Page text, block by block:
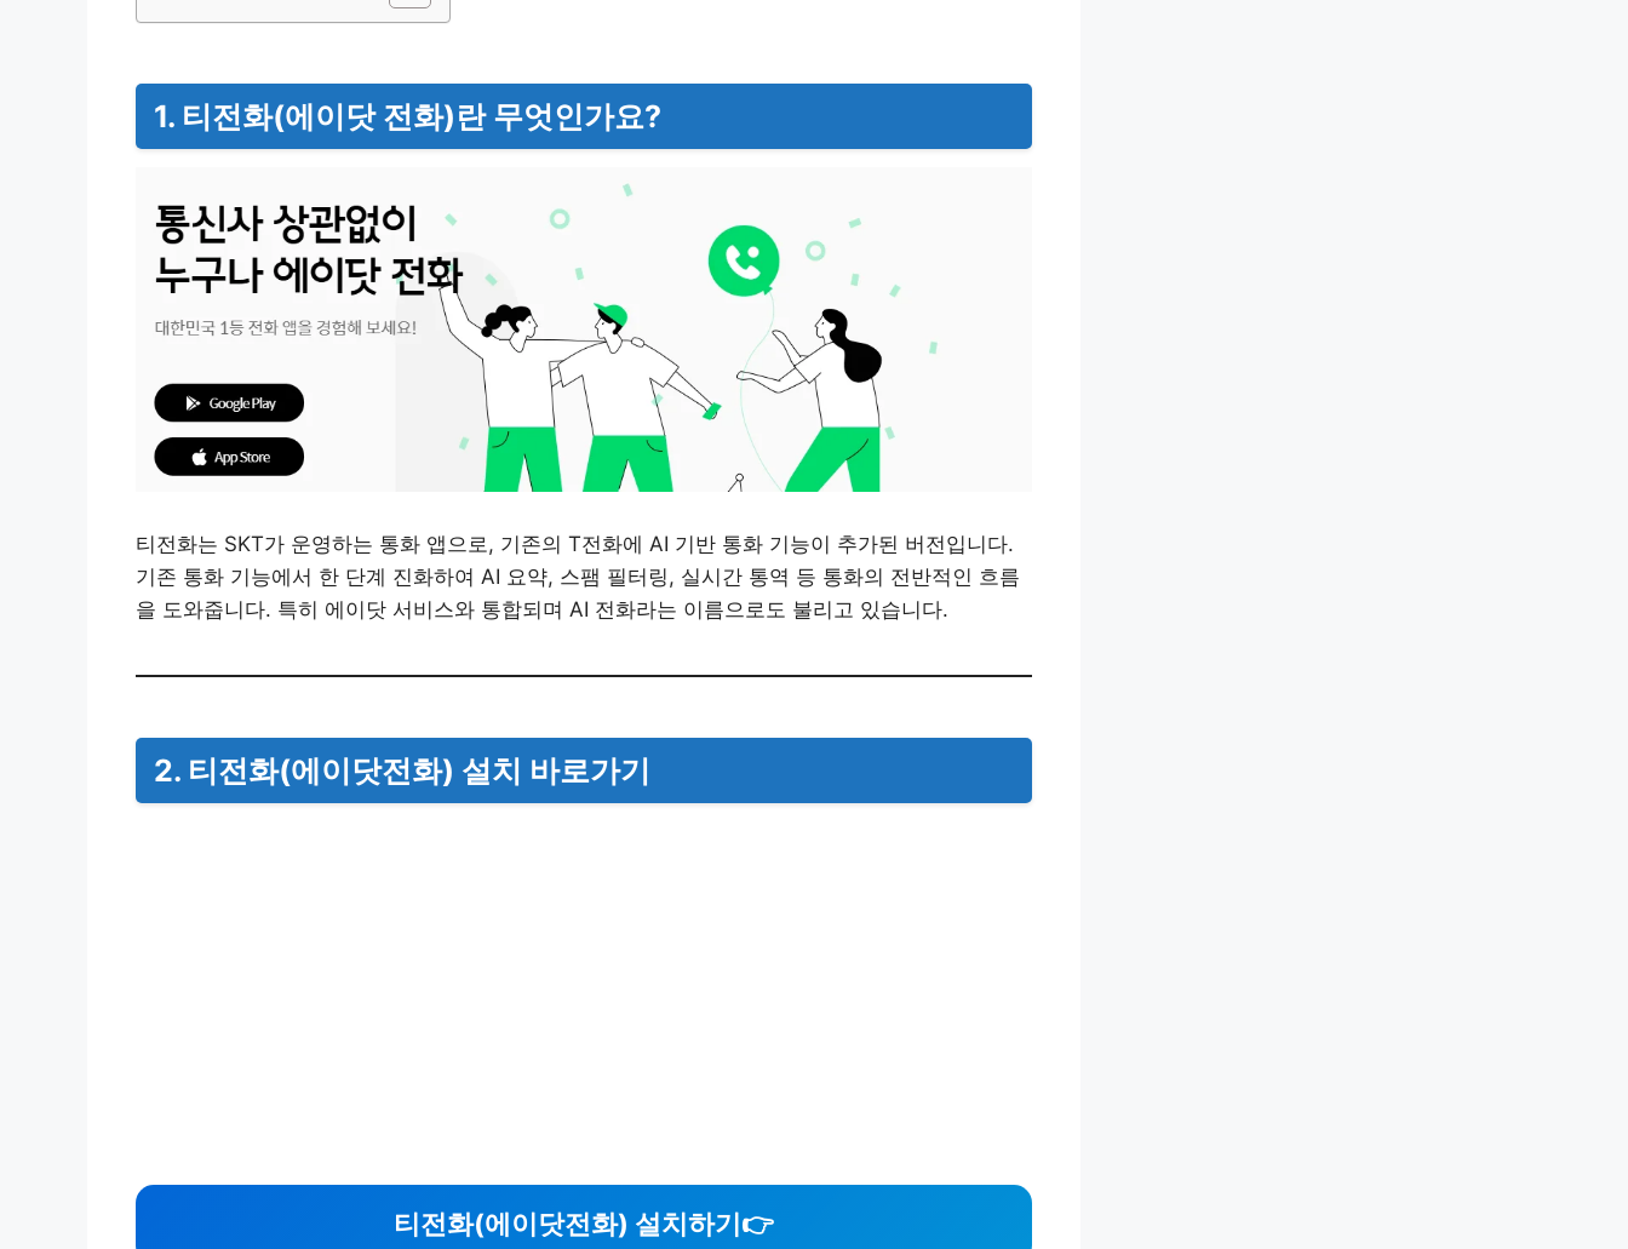
1. 티전화(에이닷 전화)란 무엇인가요?
티전화는 SKT가 운영하는 통화 앱으로, 기존의 T전화에 AI 기반 통화 기능이 추가된 버전입니다.
기존 통화 기능에서 한 단계 진화하여 AI 요약, 스팸 필터링, 실시간 통역 등 통화의 전반적인 흐름
을 도와줍니다. 특히 에이닷 서비스와 통합되며 AI 전화라는 이름으로도 불리고 있습니다.
2. 티전화(에이닷전화) 설치 바로가기
티전화(에이닷전화) 설치하기👉